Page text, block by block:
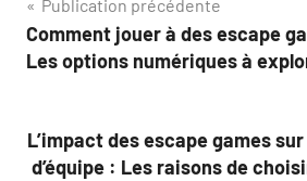
Navigation
de
Publication précédente
Comment jouer à des escape
Les options numériques à
L’impact des escape games
d’équipe : Les raisons de